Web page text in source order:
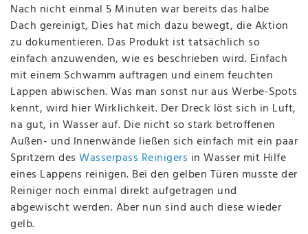
Nach nicht einmal 5 Minuten war bereits das halbe
Dach gereinigt, Dies hat mich dazu bewegt, die Aktion
zu dokumentieren. Das Produkt ist tatsächlich so
einfach anzuwenden, wie es beschrieben wird. Einfach
mit einem Schwamm auftragen und einem feuchten
Lappen abwischen. Was man sonst nur aus Werbe-Spots
kennt, wird hier Wirklichkeit. Der Dreck löst sich in Luft,
na gut, in Wasser auf. Die nicht so stark betroffenen
Außen- und Innenwände ließen sich einfach mit ein paar
Spritzern des Wasserpass Reinigers in Wasser mit Hilfe
eines Lappens reinigen. Bei den gelben Türen musste der
Reiniger noch einmal direkt aufgetragen und
abgewischt werden. Aber nun sind auch diese wieder
gelb.